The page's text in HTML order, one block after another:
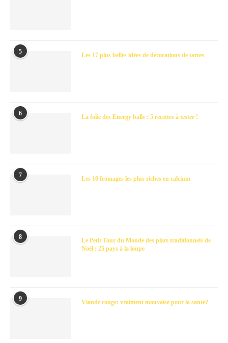
5 Les 17 plus belles idées de décorations de tartes
6 La folie des Energy balls : 5 recettes à tester !
7 Les 10 fromages les plus riches en calcium
8
Le Petit Tour du Monde des plats traditionnels de
Noël : 25 pays à la loupe
9 Viande rouge: vraiment mauvaise pour la santé?